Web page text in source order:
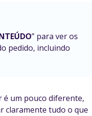
” para ver os
pedido, incluindo
é um pouco diferente,
claramente tudo o que